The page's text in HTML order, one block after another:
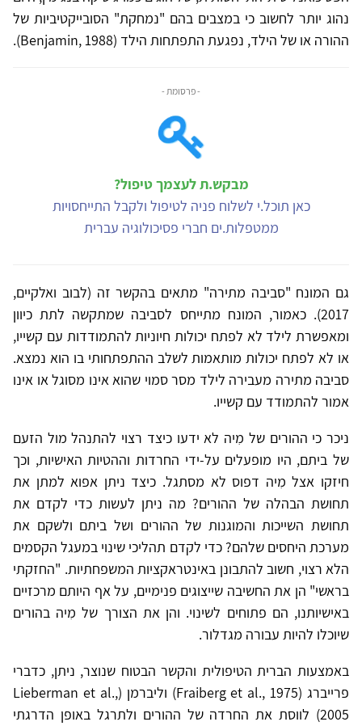
נהוג יותר לחשוב כי במצבים בהם "נמחקת" הסובייקטיביות של
ההורה או של הילד, נפגעת התפתחות הילד (Benjamin, 1988).
- פרסומת -
מבקש.ת לעצמך טיפול?
כאן תוכל.י לשלוח פניה לטיפול ולקבל התייחסויות
ממטפלות.ים חברי פסיכולוגיה עברית
גם המונח "סביבה מתירה" מתאים בהקשר זה (לבוב ואלקיים,
2017). כאמור, המונח מתייחס לסביבה שמתקשה לתת כיוון
ומאפשרת לילד לא לפתח יכולות חיוניות להתמודדות עם קשייו,
או לא לפתח יכולות מותאמות לשלב ההתפתחותי בו הוא נמצא.
סביבה מתירה מעבירה לילד מסר סמוי שהוא אינו מסוגל או אינו
אמור להתמודד עם קשייו.
ניכר כי ההורים של מִיה לא ידעו כיצד רצוי להתנהל מול הזעם
של ביתם, היו מופעלים על-ידי החרדות וההטיות האישיות, וכך
חיזקו אצל מִיה דפוס לא מסתגל. כיצד ניתן אפוא למתן את
תחושת הבהלה של ההורים? מה ניתן לעשות כדי לקדם את
תחושת השייכות והמוגנות של ההורים ושל ביתם ולשקם את
מערכת היחסים שלהם? כדי לקדם תהליכי שינוי במעגל הקסמים
הלא רצוי, חשוב להתבונן באינטראקציות המשפחתיות. "החזקתי
בראשי" הן את החשיבה שייצוגים פנימיים, על אף היותם מרכזיים
באישיותנו, הם פתוחים לשינוי. והן את הצורך של מִיה בהורים
שיוכלו להיות עבורה מגדלור.
באמצעות הברית הטיפולית והקשר הבטוח שנוצר, ניתן, כדברי
פרייברג (Fraiberg et al., 1975) וליברמן (Lieberman et al.,
2005) לווסת את החרדה של ההורים ולתרגל באופן הדרגתי